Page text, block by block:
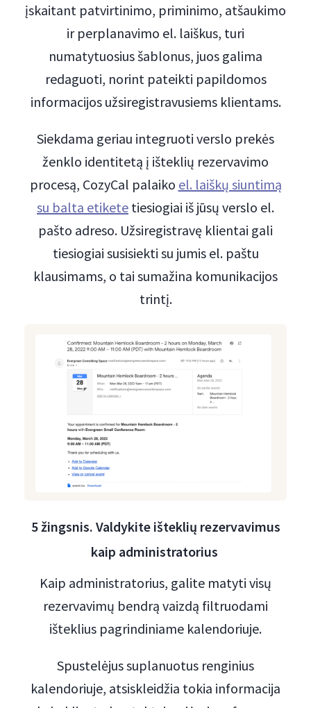
įskaitant patvirtinimo, priminimo, atšaukimo
ir perplanavimo el. laiškus, turi
numatytuosius šablonus, juos galima
redaguoti, norint pateikti papildomos
informacijos užsiregistravusiems klientams.
Siekdama geriau integruoti verslo prekės
ženklo identitetą į išteklių rezervavimo
procesą, CozyCal palaiko el. laiškų siuntimą
su balta etikete tiesiogiai iš jūsų verslo el.
pašto adreso. Užsiregistravę klientai gali
tiesiogiai susisiekti su jumis el. paštu
klausimams, o tai sumažina komunikacijos
trintį.
5 žingsnis. Valdykite išteklių rezervavimus
kaip administratorius
Kaip administratorius, galite matyti visų
rezervavimų bendrą vaizdą filtruodami
išteklius pagrindiniame kalendoriuje.
Spustelėjus suplanuotus renginius
kalendoriuje, atsiskleidžia tokia informacija